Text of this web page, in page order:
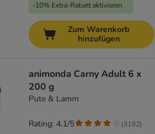
-10% Extra-Rabatt aktivieren
Zum Warenkorb
hinzufügen
animonda Carny Adult 6 x
200 g
Pute & Lamm
Rating: 4.1/5 (3192)